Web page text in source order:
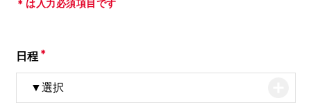
＊は入力必須項目です
日程＊